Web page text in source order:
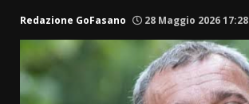
Redazione GoFasano 28 Maggio 2026 17:28